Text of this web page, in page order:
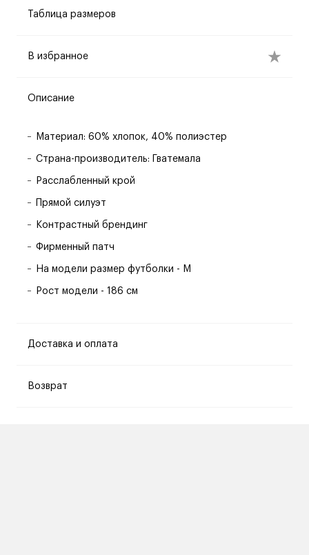
Таблица размеров
В избранное
Описание
Материал: 60% хлопок, 40% полиэстер
Страна-производитель: Гватемала
Расслабленный крой
Прямой силуэт
Контрастный брендинг
Фирменный патч
На модели размер футболки - M
Рост модели - 186 см
Доставка и оплата
Возврат